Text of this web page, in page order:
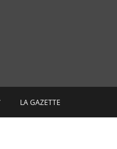
LA GAZETTE